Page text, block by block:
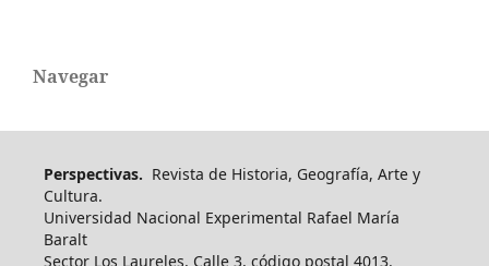
Navegar
Perspectivas. Revista de Historia, Geografía, Arte y
Cultura.
Universidad Nacional Experimental Rafael María
Baralt
Sector Los Laureles, Calle 3, código postal 4013.